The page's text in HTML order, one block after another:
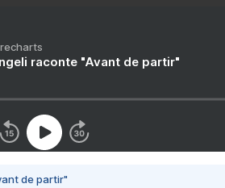
raconte "Avant de partir"
de partir"